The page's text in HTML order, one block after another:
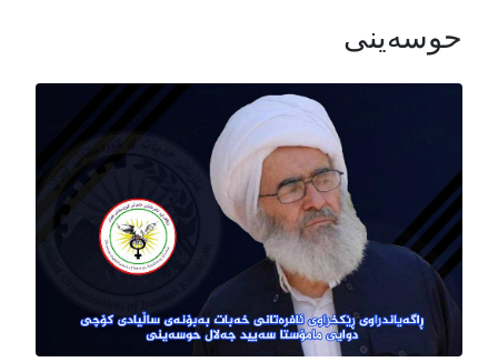
حوسەینی